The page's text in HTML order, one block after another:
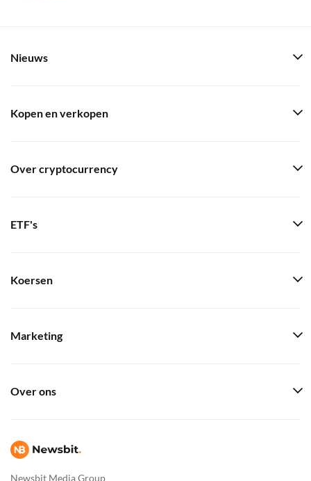
Newsbit Media Group
Nieuws
Kopen en verkopen
Over cryptocurrency
ETF's
Koersen
Marketing
Over ons